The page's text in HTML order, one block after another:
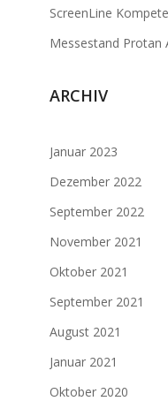
ScreenLine
Messestand Protan
ARCHIV
Januar 2023
Dezember 2022
September 2022
November 2021
Oktober 2021
September 2021
August 2021
Januar 2021
Oktober 2020